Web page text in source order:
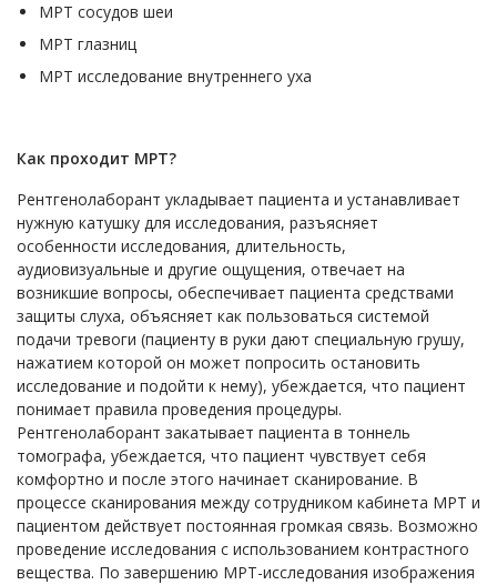
МРТ сосудов шеи
МРТ глазниц
МРТ исследование внутреннего уха
Как проходит МРТ?
Рентгенолаборант укладывает пациента и устанавливает
нужную катушку для исследования, разъясняет
особенности исследования, длительность,
аудиовизуальные и другие ощущения, отвечает на
возникшие вопросы, обеспечивает пациента средствами
защиты слуха, объясняет как пользоваться системой
подачи тревоги (пациенту в руки дают специальную грушу,
нажатием которой он может попросить остановить
исследование и подойти к нему), убеждается, что пациент
понимает правила проведения процедуры.
Рентгенолаборант закатывает пациента в тоннель
томографа, убеждается, что пациент чувствует себя
комфортно и после этого начинает сканирование. В
процессе сканирования между сотрудником кабинета МРТ и
пациентом действует постоянная громкая связь. Возможно
проведение исследования с использованием контрастного
вещества. По завершению МРТ-исследования изображения